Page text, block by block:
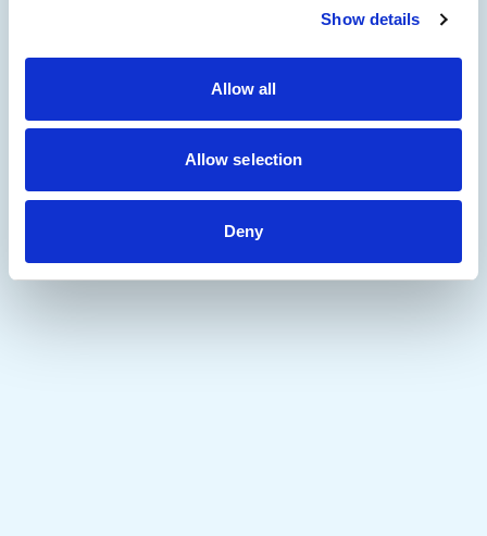
Show details
Allow all
Allow selection
Deny